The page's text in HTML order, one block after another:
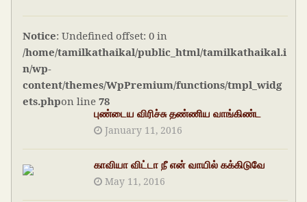
Notice: Undefined offset: 0 in
/home/tamilkathaikal/public_html/tamilkathaikal.i
n/wp-
content/themes/WpPremium/functions/tmpl_widg
ets.phpon line78
புண்டைய விரிச்சு தண்ணிய வாங்கிண்ட
January 11, 2016
காவியா விட்டா நீ என் வாயில் கக்கிடுவே
May 11, 2016